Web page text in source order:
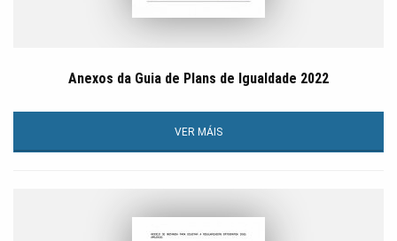
Anexos da Guia de Plans de Igualdade 2022
VER MÁIS